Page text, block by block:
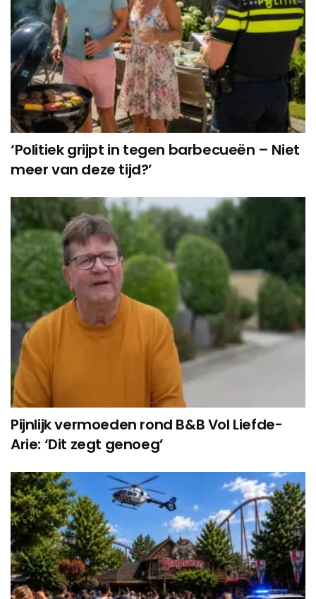
‘Politiek grijpt in tegen barbecueën – Niet
meer van deze tijd?’
Pijnlijk vermoeden rond B&B Vol Liefde-
Arie: ‘Dit zegt genoeg’